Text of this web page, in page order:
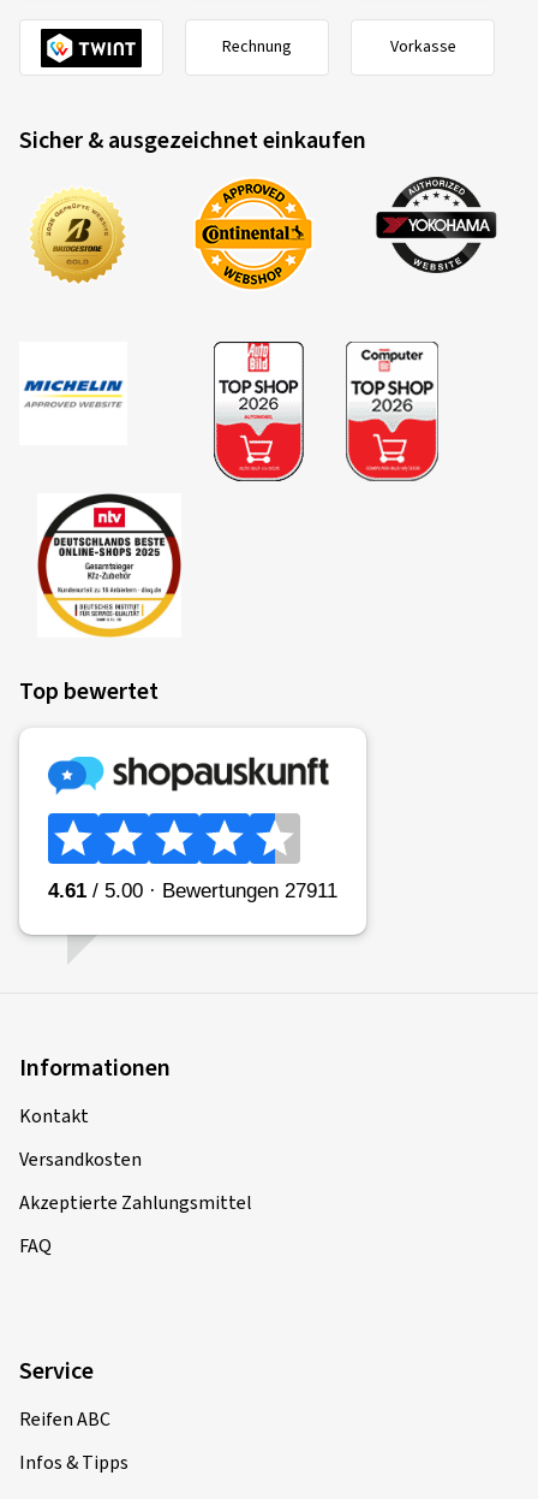
Rechnung Vorkasse
Sicher & ausgezeichnet einkaufen
Top bewertet
Informationen
Kontakt
Versandkosten
Akzeptierte Zahlungsmittel
FAQ
Service
Reifen ABC
Infos & Tipps